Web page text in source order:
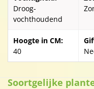
Droog-
vochthoudend
Hoogte in CM:
40
Soortgelijke